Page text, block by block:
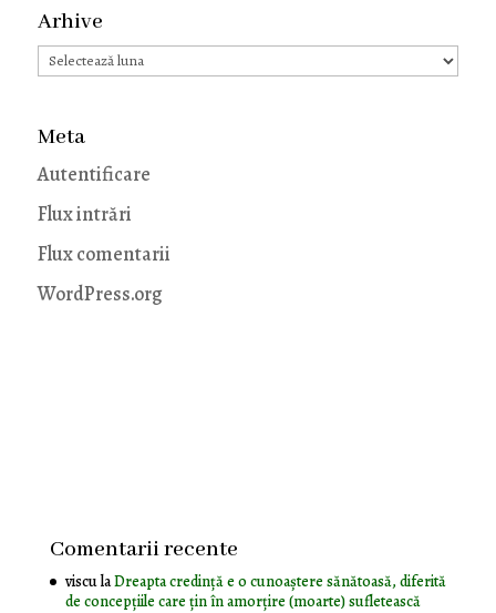
Arhive
Arhive
Meta
Autentificare
Flux intrări
Flux comentarii
WordPress.org
Comentarii recente
visculaDreapta credință e o cunoaștere sănătoasă, diferită
de concepțiile care țin în amorțire (moarte) sufletească